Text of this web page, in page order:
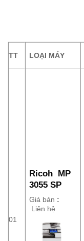
TT LOẠI MÁY
01
Ricoh MP
3055 SP
Giá bán :
Liên hệ